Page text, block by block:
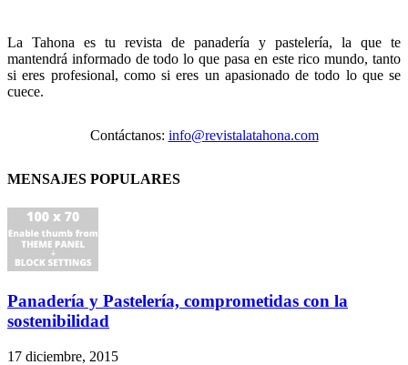
La Tahona es tu revista de panadería y pastelería, la que te
mantendrá informado de todo lo que pasa en este rico mundo, tanto
si eres profesional, como si eres un apasionado de todo lo que se
cuece.
Contáctanos: info@revistalatahona.com
MENSAJES POPULARES
Panadería y Pastelería, comprometidas con la
sostenibilidad
17 diciembre, 2015